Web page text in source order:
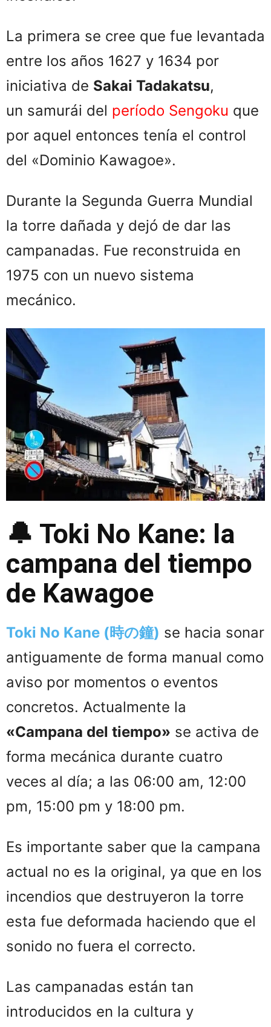
La primera se cree que fue levantada
entre los años 1627 y 1634 por
iniciativa de Sakai Tadakatsu,
un samurái del período Sengoku que
por aquel entonces tenía el control
del «Dominio Kawagoe».
Durante la Segunda Guerra Mundial
la torre dañada y dejó de dar las
campanadas. Fue reconstruida en
1975 con un nuevo sistema
mecánico.
🔔 Toki No Kane: la
campana del tiempo
de Kawagoe
Toki No Kane (時の鐘) se hacia sonar
antiguamente de forma manual como
aviso por momentos o eventos
concretos. Actualmente la
«Campana del tiempo» se activa de
forma mecánica durante cuatro
veces al día; a las 06:00 am, 12:00
pm, 15:00 pm y 18:00 pm.
Es importante saber que la campana
actual no es la original, ya que en los
incendios que destruyeron la torre
esta fue deformada haciendo que el
sonido no fuera el correcto.
Las campanadas están tan
introducidos en la cultura y